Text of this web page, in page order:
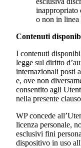
inappropriato
o non in linea
Contenuti
I contenuti
legge sul diritto
internazionali posti
e, ove non
consentito agli
nella presente
WP concede
licenza personale,
esclusivi fini
dispositivo in uso